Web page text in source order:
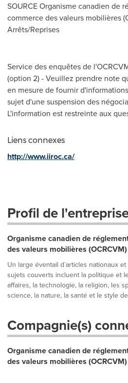
SOURCE Organisme canadien de
commerce des valeurs mobilières
Arrêts/Reprises
Service des enquêtes de
(option 2) - Veuillez prendre note
en mesure de fournir
sujet d'une suspension des
L'information est restreinte aux
Liens connexes
http://www.iiroc.ca/
Profil de
Organisme canadien de
des valeurs mobilières
Un large éventail d´articles nationaux
sujets couverts incluent la politique et
affaires, la technologie, la religion, les
science, la nature, la santé et le style
Compagnie(s)
Organisme canadien de
des valeurs mobilières (OCRCVM)